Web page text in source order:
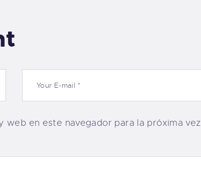
en este navegador para la próxima vez